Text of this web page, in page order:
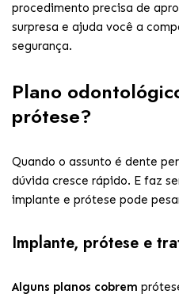
procedimento precisa de
surpresa e ajuda você a
segurança.
Plano
prótese?
Quando o assunto é dente
dúvida cresce rápido. E faz
implante e prótese pode
Implante, prótese e
Alguns planos cobrem